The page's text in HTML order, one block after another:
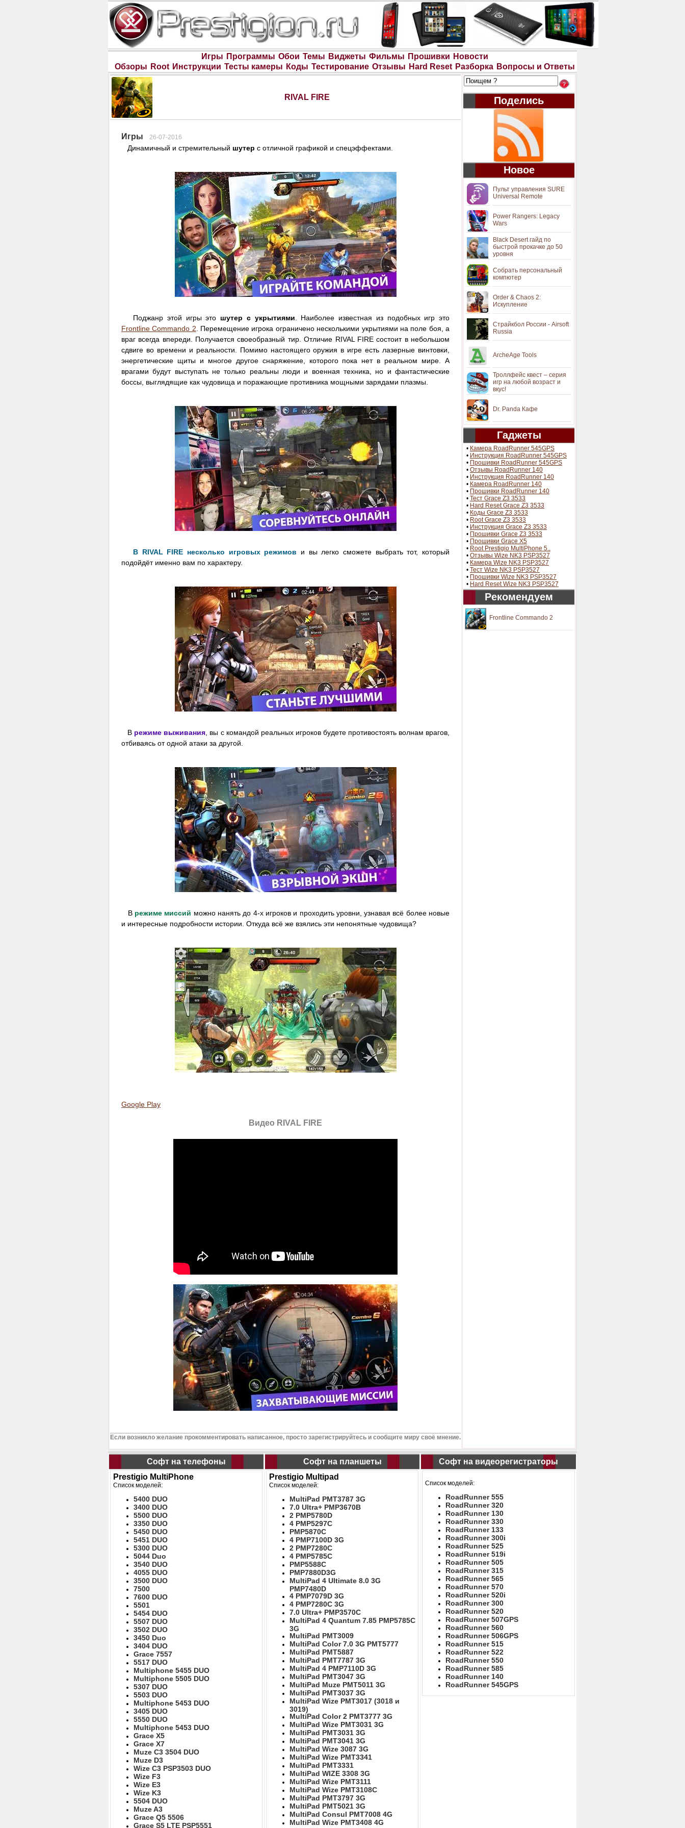
Игры Программы Обои Темы Виджеты Фильмы Прошивки Новости
Обзоры Root Инструкции Тесты камеры Коды Тестирование Отзывы Hard Reset Разборка Вопросы и Ответы
RIVAL FIRE
Игры 26-07-2016
Динамичный и стремительный шутер с отличной графикой и спецэффектами.
Поджанр этой игры это шутер с укрытиями . Наиболее известная из подобных игр это
Frontline Commando 2 . Перемещение игрока ограничено несколькими укрытиями на поле боя, а
враг всегда впереди. Получается своеобразный тир. Отличие RIVAL FIRE состоит в небольшом
сдвиге во времени и реальности. Помимо настоящего оружия в игре есть лазерные винтовки,
энергетические щиты и многое другое снаряжение, которого пока нет в реальном мире. А
врагами будут выступать не только реальны люди и военная техника, но и фантастические
боссы, выглядящие как чудовища и поражающие противника мощными зарядами плазмы.
В RIVAL FIRE несколько игровых режимов и вы легко сможете выбрать тот, который
подойдёт именно вам по характеру.
В режиме выживания , вы с командой реальных игроков будете противостоять волнам врагов,
отбиваясь от одной атаки за другой.
В режиме миссий можно нанять до 4-х игроков и проходить уровни, узнавая всё более новые
и интересные подробности истории. Откуда всё же взялись эти непонятные чудовища?
Google Play
Видео RIVAL FIRE
Если возникло желание прокомментировать написанное, просто зарегистрируйтесь и сообщите миру своё мнение.
Поделись
Новое
Пульт управления SURE
Universal Remote
Power Rangers: Legacy
Wars
Black Desert гайд по
быстрой прокачке до 50
уровня
Собрать персональный
компютер
Order & Chaos 2:
Искупление
Страйкбол России - Airsoft
Russia
ArcheAge Tools
Троллфейс квест – серия
игр на любой возраст и
вкус!
Dr. Panda Кафе
Гаджеты
• Камера RoadRunner 545GPS
• Инструкция RoadRunner 545GPS
• Прошивки RoadRunner 545GPS
• Отзывы RoadRunner 140
• Инструкция RoadRunner 140
• Камера RoadRunner 140
• Прошивки RoadRunner 140
• Тест Grace Z3 3533
• Hard Reset Grace Z3 3533
• Коды Grace Z3 3533
• Root Grace Z3 3533
• Инструкция Grace Z3 3533
• Прошивки Grace Z3 3533
• Прошивки Grace X5
• Root Prestigio MultiPhone 5..
• Отзывы Wize NK3 PSP3527
• Камера Wize NK3 PSP3527
• Тест Wize NK3 PSP3527
• Прошивки Wize NK3 PSP3527
• Hard Reset Wize NK3 PSP3527
Рекомендуем
Frontline Commando 2
Софт на телефоны
Prestigio MultiPhone
Список моделей:
5400 DUO
3400 DUO
5500 DUO
3350 DUO
5450 DUO
5451 DUO
5300 DUO
5044 Duo
3540 DUO
4055 DUO
3500 DUO
7500
7600 DUO
5501
5454 DUO
5507 DUO
3502 DUO
3450 Duo
3404 DUO
Grace 7557
5517 DUO
Multiphone 5455 DUO
Multiphone 5505 DUO
5307 DUO
5503 DUO
Multiphone 5453 DUO
3405 DUO
5550 DUO
Multiphone 5453 DUO
Grace X5
Grace X7
Muze C3 3504 DUO
Muze D3
Wize C3 PSP3503 DUO
Wize F3
Wize E3
Wize K3
5504 DUO
Muze A3
Grace Q5 5506
Grace S5 LTE PSP5551
Софт на планшеты
Prestigio Multipad
Список моделей:
MultiPad PMT3787 3G
7.0 Ultra+ PMP3670B
2 PMP5780D
4 PMP5297C
PMP5870C
4 PMP7100D 3G
2 PMP7280C
4 PMP5785C
PMP5588C
PMP7880D3G
MultiPad 4 Ultimate 8.0 3G
PMP7480D
4 PMP7079D 3G
4 PMP7280C 3G
7.0 Ultra+ PMP3570C
MultiPad 4 Quantum 7.85 PMP5785C
3G
MultiPad PMT3009
MultiPad Color 7.0 3G PMT5777
MultiPad PMT5887
MultiPad PMT7787 3G
MultiPad 4 PMP7110D 3G
MultiPad PMT3047 3G
MultiPad Muze PMT5011 3G
MultiPad PMT3037 3G
MultiPad Wize PMT3017 (3018 и
3019)
MultiPad Color 2 PMT3777 3G
MultiPad Wize PMT3031 3G
MultiPad PMT3031 3G
MultiPad PMT3041 3G
MultiPad Wize 3087 3G
MultiPad Wize PMT3341
MultiPad PMT3331
MultiPad WIZE 3308 3G
MultiPad Wize PMT3111
MultiPad Wize PMT3108C
MultiPad PMT3797 3G
MultiPad PMT5021 3G
MultiPad Consul PMT7008 4G
MultiPad Wize PMT3408 4G
Софт на видеорегистраторы
Список моделей:
RoadRunner 555
RoadRunner 320
RoadRunner 130
RoadRunner 330
RoadRunner 133
RoadRunner 300i
RoadRunner 525
RoadRunner 519i
RoadRunner 505
RoadRunner 315
RoadRunner 565
RoadRunner 570
RoadRunner 520i
RoadRunner 300
RoadRunner 520
RoadRunner 507GPS
RoadRunner 560
RoadRunner 506GPS
RoadRunner 515
RoadRunner 522
RoadRunner 550
RoadRunner 585
RoadRunner 140
RoadRunner 545GPS